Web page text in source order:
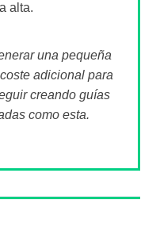
alta.
una pequeña
adicional para
creando guías
como esta.